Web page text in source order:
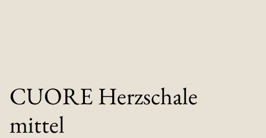
CUORE Herzschale
mittel